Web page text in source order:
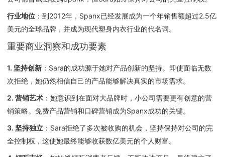
行业地位 ：到2012年，Spanx已经发展成为一个年销售额超过2.5亿
美元的全球品牌，并成为现代塑身内衣行业的代名词。
重要商业洞察和成功要素
1. 坚持创新 ：Sara的成功源于她对产品创新的坚持。即使面临无数
次拒绝，她仍然相信自己的产品能够解决真实的市场需求。
2. 营销艺术 ：她意识到在面对大品牌时，小公司需要更有创意的营
销策略。免费产品营销和口碑营销成为Spanx成功的关键。
3. 坚持独立 ：Sara拒绝了多次被收购的机会，坚持保持对公司的完
全控制权，这使她最终能够收获数亿美元的个人财富。